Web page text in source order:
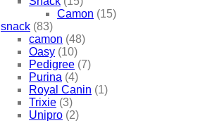
Camon (15)
snack (83)
camon (48)
Oasy (10)
Pedigree (7)
Purina (4)
Royal Canin (1)
Trixie (3)
Unipro (2)